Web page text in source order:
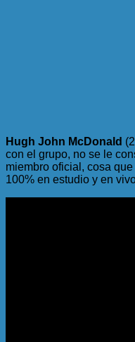
Hugh John McDonald
con el grupo, no se le
miembro oficial, cosa
100% en estudio y en